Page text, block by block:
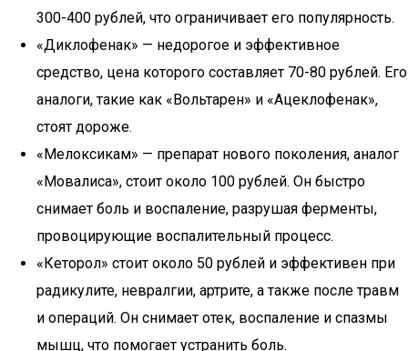
300-400 рублей, что ограничивает его популярность.
«Диклофенак» — недорогое и эффективное
средство, цена которого составляет 70-80 рублей. Его
аналоги, такие как «Вольтарен» и «Ацеклофенак»,
стоят дороже.
«Мелоксикам» — препарат нового поколения, аналог
«Мовалиса», стоит около 100 рублей. Он быстро
снимает боль и воспаление, разрушая ферменты,
провоцирующие воспалительный процесс.
«Кеторол» стоит около 50 рублей и эффективен при
радикулите, невралгии, артрите, а также после травм
и операций. Он снимает отек, воспаление и спазмы
мышц, что помогает устранить боль.